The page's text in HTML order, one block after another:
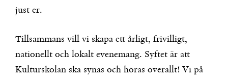
just er.
Tillsammans vill vi skapa ett årligt, frivilligt,
nationellt och lokalt evenemang. Syftet är att
Kulturskolan ska synas och höras överallt! Vi på